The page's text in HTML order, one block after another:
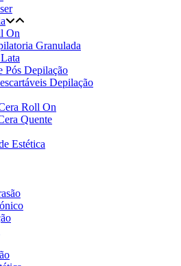
On
Granulada
Pós Depilação
Depilação
Roll On
Quente
Estética